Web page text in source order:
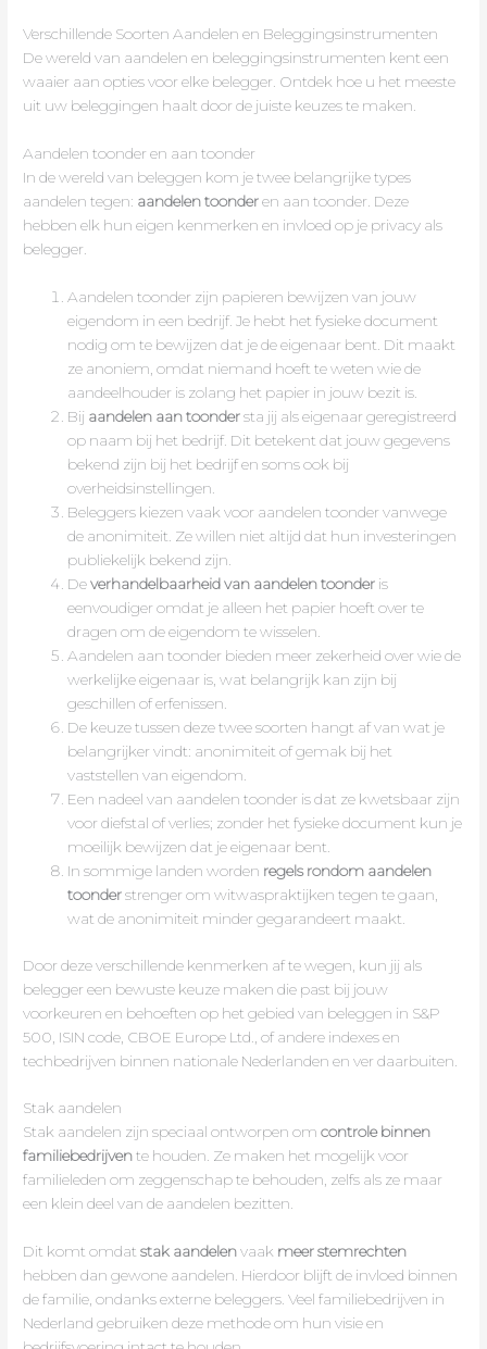
Verschillende Soorten Aandelen en Beleggingsinstrumenten
De wereld van aandelen en beleggingsinstrumenten kent een
waaier aan opties voor elke belegger. Ontdek hoe u het meeste
uit uw beleggingen haalt door de juiste keuzes te maken.
Aandelen toonder en aan toonder
In de wereld van beleggen kom je twee belangrijke types
aandelen tegen: aandelen toonderen aan toonder. Deze
hebben elk hun eigen kenmerken en invloed op je privacy als
belegger.
Aandelen toonder zijn papieren bewijzen van jouw
eigendom in een bedrijf. Je hebt het fysieke document
nodig om te bewijzen dat je de eigenaar bent. Dit maakt
ze anoniem, omdat niemand hoeft te weten wie de
aandeelhouder is zolang het papier in jouw bezit is.
Bij aandelen aan toondersta jij als eigenaar geregistreerd
op naam bij het bedrijf. Dit betekent dat jouw gegevens
bekend zijn bij het bedrijf en soms ook bij
overheidsinstellingen.
Beleggers kiezen vaak voor aandelen toonder vanwege
de anonimiteit. Ze willen niet altijd dat hun investeringen
publiekelijk bekend zijn.
Deverhandelbaarheid van aandelen toonder is
eenvoudiger omdat je alleen het papier hoeft over te
dragen om de eigendom te wisselen.
Aandelen aan toonder bieden meer zekerheid over wie de
werkelijke eigenaar is, wat belangrijk kan zijn bij
geschillen of erfenissen.
De keuze tussen deze twee soorten hangt af van wat je
belangrijker vindt: anonimiteit of gemak bij het
vaststellen van eigendom.
Een nadeel van aandelen toonder is dat ze kwetsbaar zijn
voor diefstal of verlies; zonder het fysieke document kun je
moeilijk bewijzen dat je eigenaar bent.
In sommige landen worden regels rondom aandelen
toonderstrenger om witwaspraktijken tegen te gaan,
wat de anonimiteit minder gegarandeert maakt.
Door deze verschillende kenmerken af te wegen, kun jij als
belegger een bewuste keuze maken die past bij jouw
voorkeuren en behoeften op het gebied van beleggen in S&P
500, ISIN code, CBOE Europe Ltd., of andere indexes en
techbedrijven binnen nationale Nederlanden en ver daarbuiten.
Stak aandelen
Stak aandelen zijn speciaal ontworpen omcontrole binnen
familiebedrijvente houden. Ze maken het mogelijk voor
familieleden om zeggenschap te behouden, zelfs als ze maar
een klein deel van de aandelen bezitten.
Dit komt omdatstak aandelenvaak meer stemrechten
hebben dan gewone aandelen. Hierdoor blijft de invloed binnen
de familie, ondanks externe beleggers. Veel familiebedrijven in
Nederland gebruiken deze methode om hun visie en